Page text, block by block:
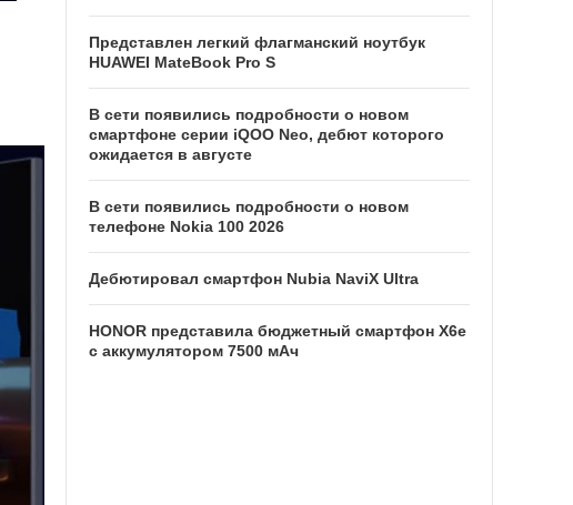
Представлен легкий флагманский ноутбук
HUAWEI MateBook Pro S
В сети появились подробности о новом
смартфоне серии iQOO Neo, дебют которого
ожидается в августе
В сети появились подробности о новом
телефоне Nokia 100 2026
Дебютировал смартфон Nubia NaviX Ultra
HONOR представила бюджетный смартфон X6e
с аккумулятором 7500 мАч